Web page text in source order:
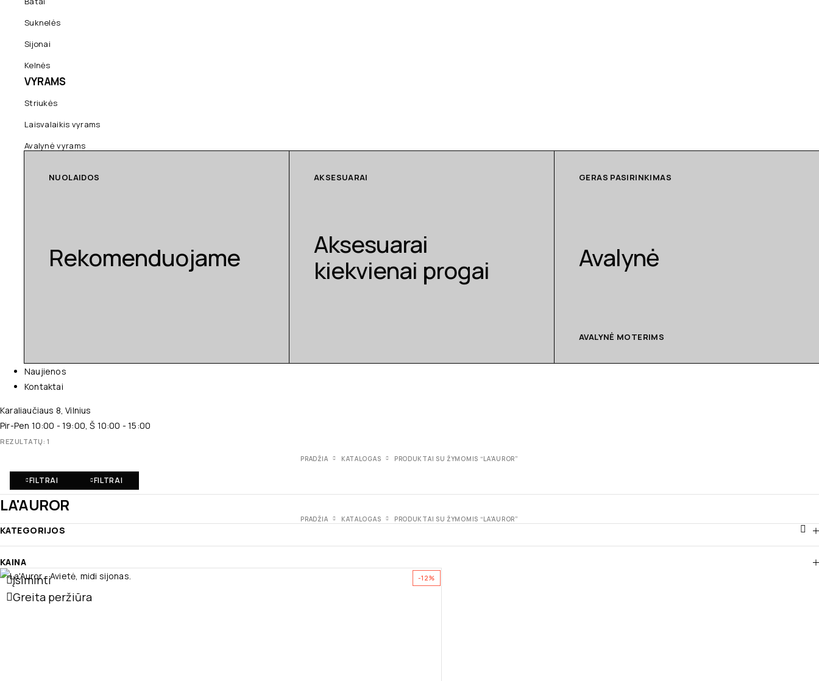
Suknelės
Sijonai
Kelnės
VYRAMS
Striukės
Laisvalaikis vyrams
Avalynė vyrams
NUOLAIDOS
Rekomenduojame
AKSESUARAI
Aksesuarai
kiekvienai progai
GERAS PASIRINKIMAS
Avalynė
AVALYNĖ MOTERIMS
Naujienos
Kontaktai
Karaliaučiaus 8, Vilnius
Pir-Pen 10:00 - 19:00, Š 10:00 - 15:00
REZULTATŲ: 1
PRADŽIA KATALOGAS PRODUKTAI SU ŽYMOMIS “LA'AUROR”
FILTRAI FILTRAI
LA'AUROR
PRADŽIA KATALOGAS PRODUKTAI SU ŽYMOMIS “LA'AUROR”
KATEGORIJOS
KAINA
-12%
Įsiminti
Greita peržiūra